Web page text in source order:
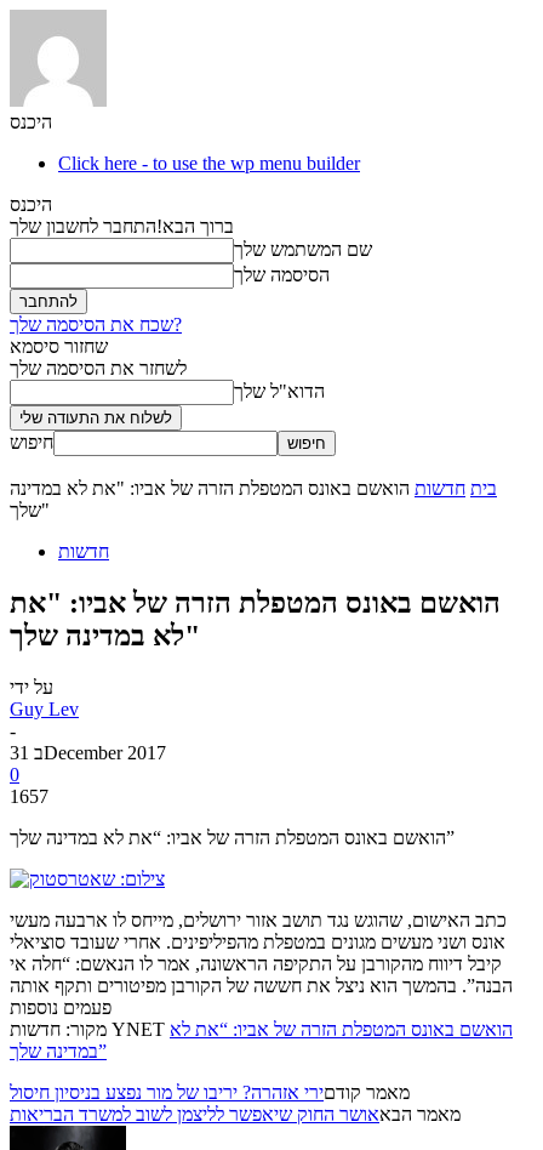
היכנס
Click here - to use the wp menu builder
היכנס
ברוך הבא!התחבר לחשבון שלך
שם המשתמש שלך
הסיסמה שלך
שכח את הסיסמה שלך?
שחזור סיסמא
לשחזר את הסיסמה שלך
הדוא"ל שלך
חיפוש
בית חדשות הואשם באונס המטפלת הזרה של אביו: "את לא במדינה
שלך"
חדשות
הואשם באונס המטפלת הזרה של אביו: "את
לא במדינה שלך"
על ידי
Guy Lev
-
31 בDecember 2017
0
1657
הואשם באונס המטפלת הזרה של אביו: “את לא במדינה שלך”
כתב האישום, שהוגש נגד תושב אזור ירושלים, מייחס לו ארבעה מעשי
אונס ושני מעשים מגונים במטפלת מהפיליפינים. אחרי שעובד סוציאלי
קיבל דיווח מהקורבן על התקיפה הראשונה, אמר לו הנאשם: “חלה אי
הבנה”. בהמשך הוא ניצל את חששה של הקורבן מפיטורים ותקף אותה
פעמים נוספות
מקור: חדשות YNET הואשם באונס המטפלת הזרה של אביו: “את לא
במדינה שלך”
מאמר קודםירי אזהרה? יריבו של מור נפצע בניסיון חיסול
מאמר הבאאושר החוק שיאפשר לליצמן לשוב למשרד הבריאות